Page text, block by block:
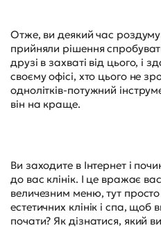
Отже, ви деякий час
прийняли рішення
друзі в захваті від цього, і
своєму офісі, хто цього не
однолітків-потужний
він на краще.
Ви заходите в Інтернет і
до вас клінік. І це вражає
величезним меню, тут
естетичних клінік і спа, щоб
почати? Як дізнатися, який